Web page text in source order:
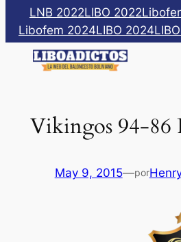
Saltar
contenido
LNB 2022LIBO 2022
Libofem 2024LIBO 2024
Vikingos 94-86
May 9, 2015—por